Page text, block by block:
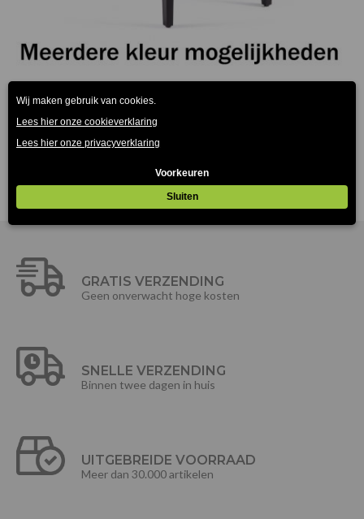
Carpe-40 Stoel
€149.00
GRATIS VERZENDING
Geen onverwacht hoge kosten
SNELLE VERZENDING
Binnen twee dagen in huis
UITGEBREIDE VOORRAAD
Meer dan 30.000 artikelen